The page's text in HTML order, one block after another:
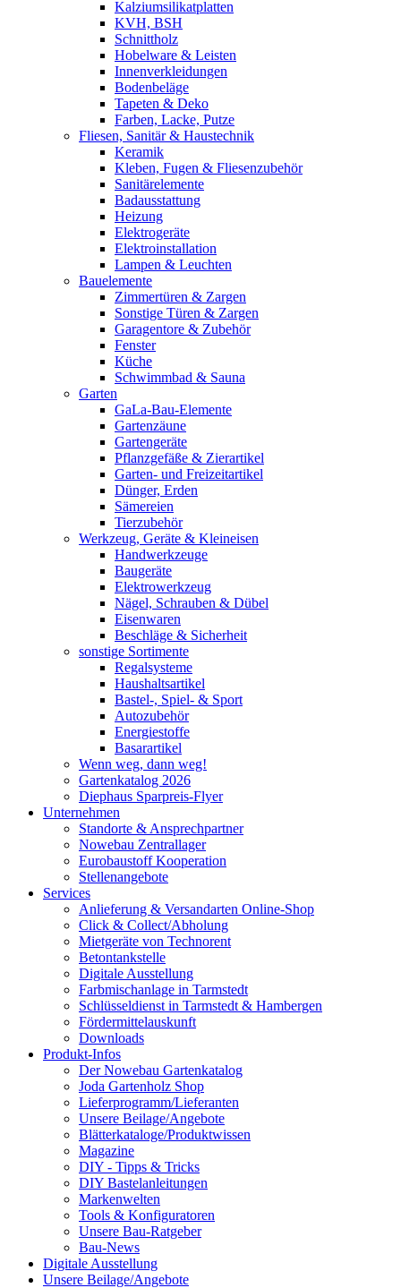
Kalziumsilikatplatten
KVH, BSH
Schnittholz
Hobelware & Leisten
Innenverkleidungen
Bodenbeläge
Tapeten & Deko
Farben, Lacke, Putze
Fliesen, Sanitär & Haustechnik
Keramik
Kleben, Fugen & Fliesenzubehör
Sanitärelemente
Badausstattung
Heizung
Elektrogeräte
Elektroinstallation
Lampen & Leuchten
Bauelemente
Zimmertüren & Zargen
Sonstige Türen & Zargen
Garagentore & Zubehör
Fenster
Küche
Schwimmbad & Sauna
Garten
GaLa-Bau-Elemente
Gartenzäune
Gartengeräte
Pflanzgefäße & Zierartikel
Garten- und Freizeitartikel
Dünger, Erden
Sämereien
Tierzubehör
Werkzeug, Geräte & Kleineisen
Handwerkzeuge
Baugeräte
Elektrowerkzeug
Nägel, Schrauben & Dübel
Eisenwaren
Beschläge & Sicherheit
sonstige Sortimente
Regalsysteme
Haushaltsartikel
Bastel-, Spiel- & Sport
Autozubehör
Energiestoffe
Basarartikel
Wenn weg, dann weg!
Gartenkatalog 2026
Diephaus Sparpreis-Flyer
Unternehmen
Standorte & Ansprechpartner
Nowebau Zentrallager
Eurobaustoff Kooperation
Stellenangebote
Services
Anlieferung & Versandarten Online-Shop
Click & Collect/Abholung
Mietgeräte von Technorent
Betontankstelle
Digitale Ausstellung
Farbmischanlage in Tarmstedt
Schlüsseldienst in Tarmstedt & Hambergen
Fördermittelauskunft
Downloads
Produkt-Infos
Der Nowebau Gartenkatalog
Joda Gartenholz Shop
Lieferprogramm/Lieferanten
Unsere Beilage/Angebote
Blätterkataloge/Produktwissen
Magazine
DIY - Tipps & Tricks
DIY Bastelanleitungen
Markenwelten
Tools & Konfiguratoren
Unsere Bau-Ratgeber
Bau-News
Digitale Ausstellung
Unsere Beilage/Angebote